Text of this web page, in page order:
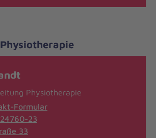
Physiotherapie
Formular
23
33